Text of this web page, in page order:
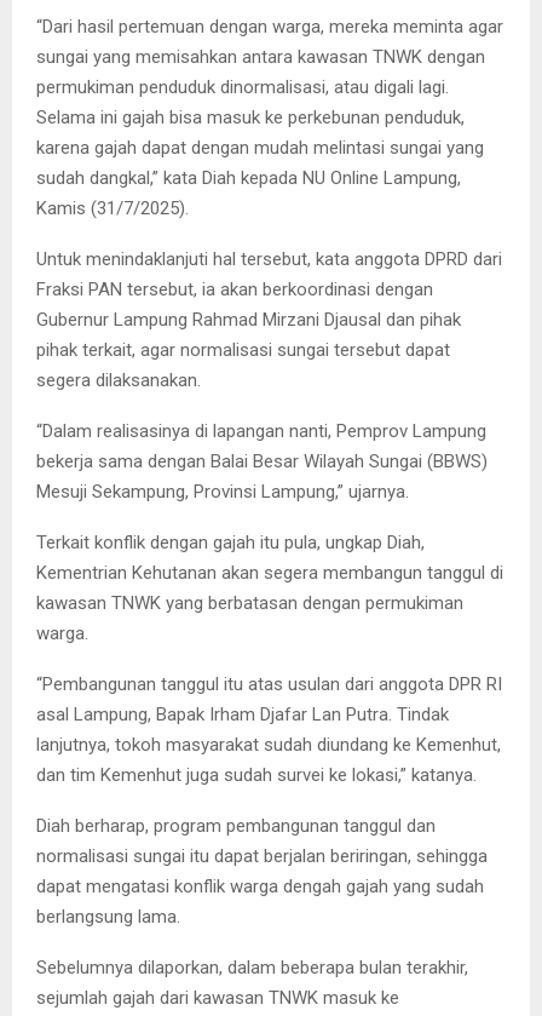
“Dari hasil pertemuan dengan warga, mereka meminta agar
sungai yang memisahkan antara kawasan TNWK dengan
permukiman penduduk dinormalisasi, atau digali lagi.
Selama ini gajah bisa masuk ke perkebunan penduduk,
karena gajah dapat dengan mudah melintasi sungai yang
sudah dangkal,” kata Diah kepada NU Online Lampung,
Kamis (31/7/2025).
Untuk menindaklanjuti hal tersebut, kata anggota DPRD dari
Fraksi PAN tersebut, ia akan berkoordinasi dengan
Gubernur Lampung Rahmad Mirzani Djausal dan pihak
pihak terkait, agar normalisasi sungai tersebut dapat
segera dilaksanakan.
“Dalam realisasinya di lapangan nanti, Pemprov Lampung
bekerja sama dengan Balai Besar Wilayah Sungai (BBWS)
Mesuji Sekampung, Provinsi Lampung,” ujarnya.
Terkait konflik dengan gajah itu pula, ungkap Diah,
Kementrian Kehutanan akan segera membangun tanggul di
kawasan TNWK yang berbatasan dengan permukiman
warga.
“Pembangunan tanggul itu atas usulan dari anggota DPR RI
asal Lampung, Bapak Irham Djafar Lan Putra. Tindak
lanjutnya, tokoh masyarakat sudah diundang ke Kemenhut,
dan tim Kemenhut juga sudah survei ke lokasi,” katanya.
Diah berharap, program pembangunan tanggul dan
normalisasi sungai itu dapat berjalan beriringan, sehingga
dapat mengatasi konflik warga dengah gajah yang sudah
berlangsung lama.
Sebelumnya dilaporkan, dalam beberapa bulan terakhir,
sejumlah gajah dari kawasan TNWK masuk ke